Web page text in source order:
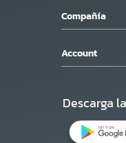
Compañía
Account
Descarga